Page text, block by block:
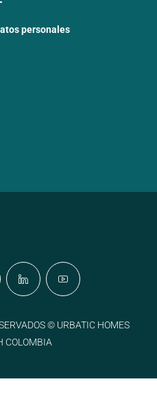
personales
© URBATIC HOMES
COLOMBIA